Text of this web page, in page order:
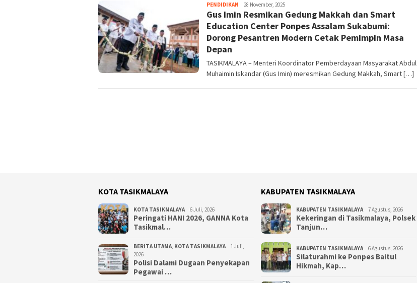
PENDIDIKAN Tim
Redaksi
28 November, 2025
Gus Imin Resmikan Gedung Makkah dan Smart
Education Center Ponpes Assalam Sukabumi:
Dorong Pesantren Modern Cetak Pemimpin Masa
Depan
TASIKMALAYA – Menteri Koordinator Pemberdayaan Masyarakat Abdul
Muhaimin Iskandar (Gus Imin) meresmikan Gedung Makkah, Smart […]
KOTA TASIKMALAYA
KOTA TASIKMALAYA 6 Juli, 2026
Peringati HANI 2026, GANNA Kota
Tasikmal…
BERITA UTAMA, KOTA TASIKMALAYA
1 Juli,
2026
Polisi Dalami Dugaan Penyekapan
Pegawai …
KABUPATEN TASIKMALAYA
KABUPATEN TASIKMALAYA 7 Agustus, 2026
Kekeringan di Tasikmalaya, Polsek
Tanjun…
KABUPATEN TASIKMALAYA 6 Agustus, 2026
Silaturahmi ke Ponpes Baitul
Hikmah, Kap…